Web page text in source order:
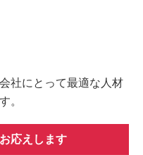
社にとって最適な人材
。
応えします